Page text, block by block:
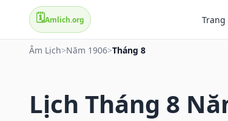
🗓️Amlich.org Trang
Âm Lịch>Năm 1906>Tháng 8
Lịch Tháng 8